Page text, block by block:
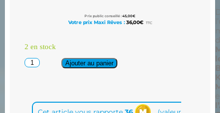
Prix public conseillé : 45,00€
Votre prix Maxi Rêves : 36,00€ TTC
2 en stock
Ajouter au panier